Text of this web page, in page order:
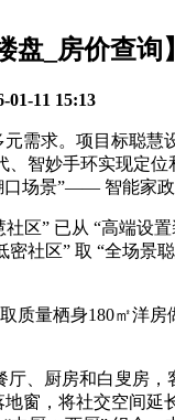
盘_房价查询
01-11 15:13
求。项目标聪慧
、智妙手环实现定
场景”—— 智能家
” 已从 “高端设置
密社区” 取 “全场
量栖身180㎡洋房
厨房和白叟房，
窗，将社交空间